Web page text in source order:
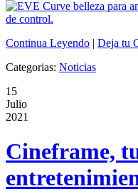
Continua Leyendo | Deja tu
Categorias: Noticias
15
Julio
2021
Cineframe,